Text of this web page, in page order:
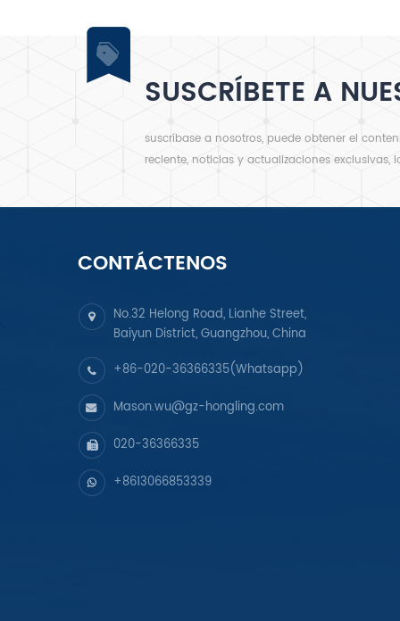
SUSCRÍBETE A
suscríbase a nosotros, puede obtener el
reciente, noticias y actualizaciones exclusivas,
CONTÁCTENOS
No.32 Helong Road, Lianhe Street,
Baiyun District, Guangzhou, China
+86-020-36366335(Whatsapp)
Mason.wu@gz-hongling.com
020-36366335
+8613066853339